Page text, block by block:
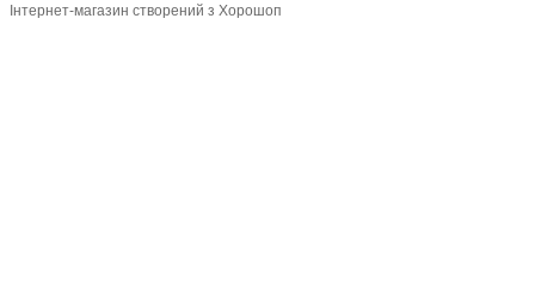
Інтернет-магазин створений з Хорошоп